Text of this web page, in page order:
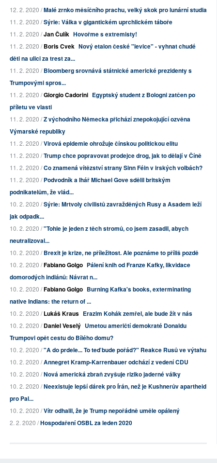
12. 2. 2020 /Malé zrnko měsíčního prachu, velký skok pro lunární studia
11. 2. 2020 /Sýrie: Válka v gigantickém uprchlickém táboře
11. 2. 2020 /Jan Čulík Hovořme s extremisty!
11. 2. 2020 /Boris Cvek Nový etalon české "levice" - vyhnat chudé
děti na ulici za trest za...
11. 2. 2020 /Bloomberg srovnává státnické americké prezidenty s
Trumpovými spros...
11. 2. 2020 /Giorgio Cadorini Egyptský student z Bologni zatčen po
příletu ve vlasti
11. 2. 2020 /Z východního Německa přichází znepokojující ozvěna
Výmarské republiky
11. 2. 2020 /Virová epidemie ohrožuje čínskou politickou elitu
11. 2. 2020 /Trump chce popravovat prodejce drog, jak to dělají v Číně
11. 2. 2020 /Co znamená vítězství strany Sinn Féin v irských volbách?
11. 2. 2020 /Podvodník a lhář Michael Gove sdělil britským
podnikatelům, že vlád...
10. 2. 2020 /Sýrie: Mrtvoly civilistů zavražděných Rusy a Asadem leží
jak odpadk...
10. 2. 2020 /"Tohle je jeden z těch stromů, co jsem zasadil, abych
neutralizoval...
10. 2. 2020 /Brexit je krize, ne příležitost. Ale poznáme to příliš pozdě
10. 2. 2020 /Fabiano Golgo Pálení knih od Franze Kafky, likvidace
domorodých indiánů: Návrat n...
10. 2. 2020 /Fabiano Golgo Burning Kafka's books, exterminating
native Indians: the return of ...
10. 2. 2020 /Lukáš Kraus Erazim Kohák zemřel, ale bude žít v nás
10. 2. 2020 /Daniel Veselý Umetou američtí demokraté Donaldu
Trumpovi opět cestu do Bílého domu?
10. 2. 2020 /"A do prdele... To teď bude pořád?" Reakce Rusů ve výtahu
10. 2. 2020 /Annegret Kramp-Karrenbauer odchází z vedení CDU
10. 2. 2020 /Nová americká zbraň zvyšuje riziko jaderné války
10. 2. 2020 /Neexistuje lepší dárek pro Írán, než je Kushnerův apartheid
pro Pal...
10. 2. 2020 /Vítr odhalil, že je Trump nepořádně uměle opálený
2. 2. 2020 /Hospodaření OSBL za leden 2020